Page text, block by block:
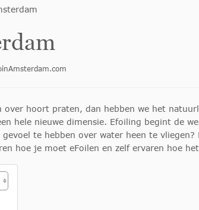
hoort praten, dan hebben we het
hele nieuwe dimensie. Efoiling begint de
te hebben over water heen te
hoe je moet eFoilen en zelf ervaren hoe